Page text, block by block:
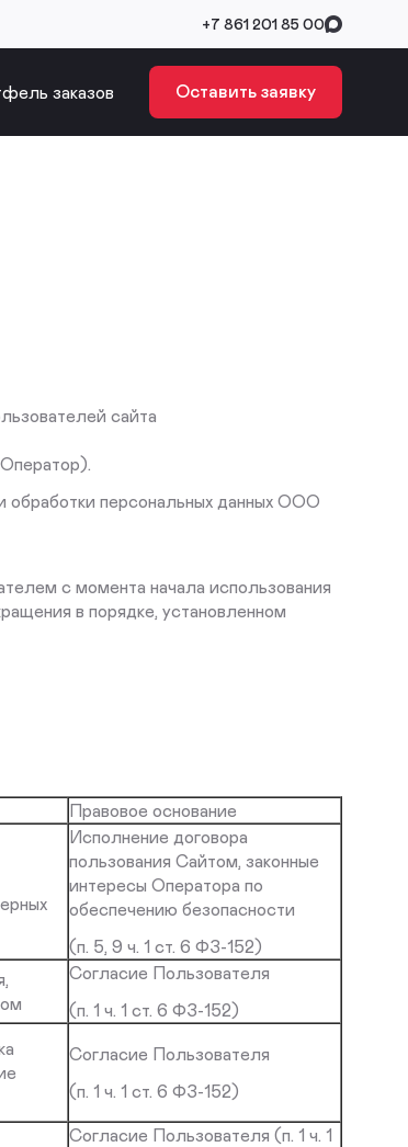
+7 861 201 85 00
заказов Оставить заявку
сайта
обработки персональных данных ООО
с момента начала использования
в порядке, установленном
Правовое основание
Исполнение договора
пользования Сайтом, законные
интересы Оператора по
обеспечению безопасности
(п. 5, 9 ч. 1 ст. 6 ФЗ-152)
Согласие Пользователя
(п. 1 ч. 1 ст. 6 ФЗ-152)
Согласие Пользователя
(п. 1 ч. 1 ст. 6 ФЗ-152)
Согласие Пользователя (п. 1 ч. 1